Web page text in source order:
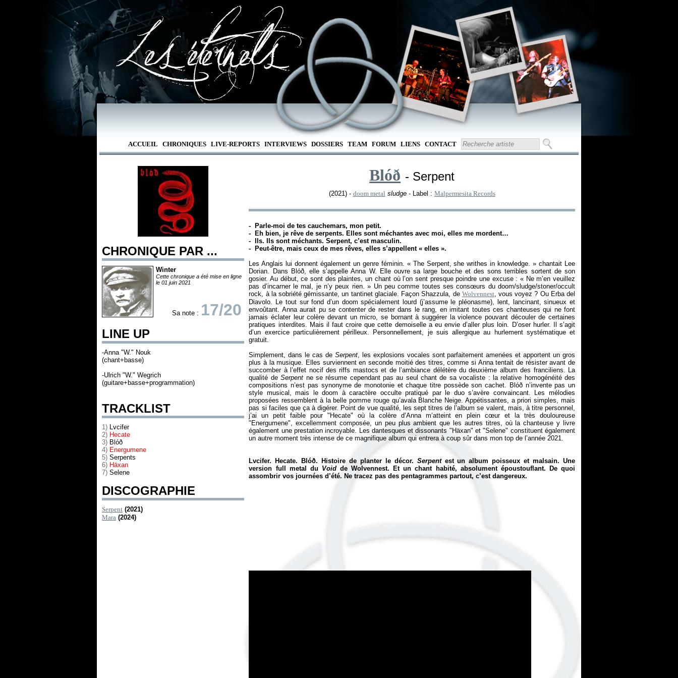
ACCUEIL CHRONIQUES LIVE-REPORTS INTERVIEWS DOSSIERS TEAM FORUM LIENS CONTACT
CHRONIQUE PAR ...
Winter
Cette chronique a été mise en ligne
le 01 juin 2021
Sa note : 17/20
LINE UP
-Anna "W." Nouk
(chant+basse)
-Ulrich "W." Wegrich
(guitare+basse+programmation)
TRACKLIST
1) Lvcifer
2) Hecate
3) Blóð
4) Energumene
5) Serpents
6) Häxan
7) Selene
DISCOGRAPHIE
Serpent (2021)
Mara (2024)
Blóð - Serpent
(2021) - doom metal sludge- Label : Malpermesita Records
- Parle-moi de tes cauchemars, mon petit.
- Eh bien, je rêve de serpents. Elles sont méchantes avec moi, elles me mordent…
- Ils. Ils sont méchants. Serpent, c’est masculin.
- Peut-être, mais ceux de mes rêves, elles s’appellent «elles».
Les Anglais lui donnent également un genre féminin. « The Serpent, she writhes in knowledge.» chantait Lee
Dorian. Dans Blóð, elle s’appelle Anna W. Elle ouvre sa large bouche et des sons terribles sortent de son
gosier. Au début, ce sont des plaintes, un chant où l’on sent presque poindre une excuse : « Ne m’en veuillez
pas d’incarner le mal, je n’y peux rien.» Un peu comme toutes ses consœurs du doom/sludge/stoner/occult
rock, à la sobriété gémissante, un tantinet glaciale. Façon Shazzula, de Wolvennest, vous voyez ? Ou Erba del
Diavolo. Le tout sur fond d’un doom spécialement lourd (j’assume le pléonasme), lent, lancinant, sinueux et
envoûtant. Anna aurait pu se contenter de rester dans le rang, en imitant toutes ces chanteuses qui ne font
jamais éclater leur colère devant un micro, se bornant à suggérer la violence pouvant découler de certaines
pratiques interdites. Mais il faut croire que cette demoiselle a eu envie d’aller plus loin. D’oser hurler. Il s’agit
d’un exercice particulièrement périlleux. Personnellement, je suis allergique au hurlement systématique et
gratuit.
Simplement, dans le cas de Serpent, les explosions vocales sont parfaitement amenées et apportent un gros
plus à la musique. Elles surviennent en seconde moitié des titres, comme si Anna tentait de résister avant de
succomber à l’effet nocif des riffs mastocs et de l’ambiance délétère du deuxième album des franciliens. La
qualité deSerpent ne se résume cependant pas au seul chant de sa vocaliste : la relative homogénéité des
compositions n’est pas synonyme de monotonie et chaque titre possède son cachet. Blóð n’invente pas un
style musical, mais le doom à caractère occulte pratiqué par le duo s’avère convaincant. Les mélodies
proposées ressemblent à la belle pomme rouge qu’avala Blanche Neige. Appétissantes, a priori simples, mais
pas si faciles que ça à digérer. Point de vue qualité, les sept titres de l’album se valent, mais, à titre personnel,
j’ai un petit faible pour "Hecate" où la colère d’Anna m’atteint en plein cœur et la très douloureuse
"Energumene", excellemment composée, un peu plus ambient que les autres titres, où la chanteuse y livre
également une prestation incroyable. Les dantesques et dissonants "Häxan" et "Selene" constituent également
un autre moment très intense de ce magnifique album qui entrera à coup sûr dans mon top de l’année 2021.
Lvcifer. Hecate. Blóð. Histoire de planter le décor. Serpentest un album poisseux et malsain. Une
version full metal du Void de Wolvennest. Et un chant habité, absolument époustouflant. De quoi
assombrir vos journées d’été. Ne tracez pas des pentagrammes partout, c’est dangereux.